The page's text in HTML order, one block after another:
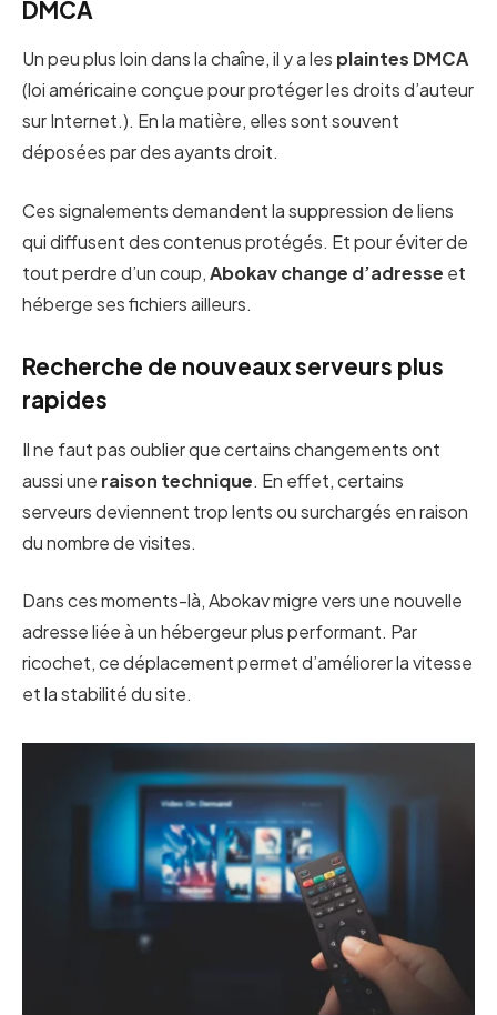
DMCA
Un peu plus loin dans la chaîne, il y a les plaintes DMCA
(loi américaine conçue pour protéger les droits d’auteur
sur Internet.). En la matière, elles sont souvent
déposées par des ayants droit.
Ces signalements demandent la suppression de liens
qui diffusent des contenus protégés. Et pour éviter de
tout perdre d’un coup,Abokav change d’adresse et
héberge ses fichiers ailleurs.
Recherche de nouveaux serveurs plus
rapides
Il ne faut pas oublier que certains changements ont
aussi une raison technique. En effet, certains
serveurs deviennent trop lents ou surchargés en raison
du nombre de visites.
Dans ces moments-là, Abokav migre vers une nouvelle
adresse liée à un hébergeur plus performant. Par
ricochet, ce déplacement permet d’améliorer la vitesse
et la stabilité du site.